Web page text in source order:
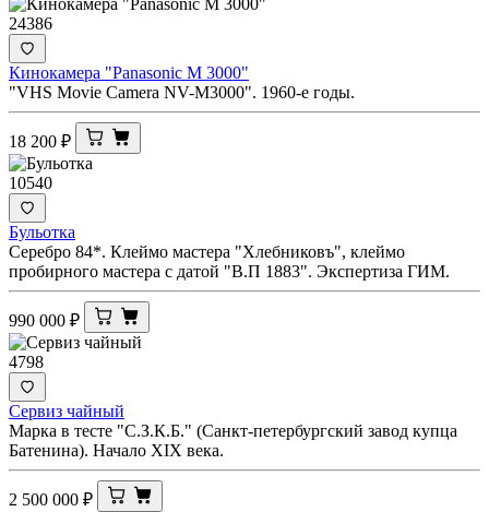
24386
Кинокамера "Panasonic M 3000"
"VHS Movie Camera NV-M3000". 1960-е годы.
18 200 ₽
10540
Бульотка
Серебро 84*. Клеймо мастера "Хлебниковъ", клеймо
пробирного мастера с датой "В.П 1883". Экспертиза ГИМ.
990 000 ₽
4798
Сервиз чайный
Марка в тесте "С.З.К.Б." (Санкт-петербургский завод купца
Батенина). Начало XIX века.
2 500 000 ₽